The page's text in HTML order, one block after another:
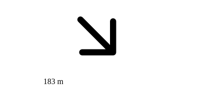
183 m